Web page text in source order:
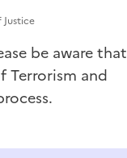
be aware that
Terrorism and